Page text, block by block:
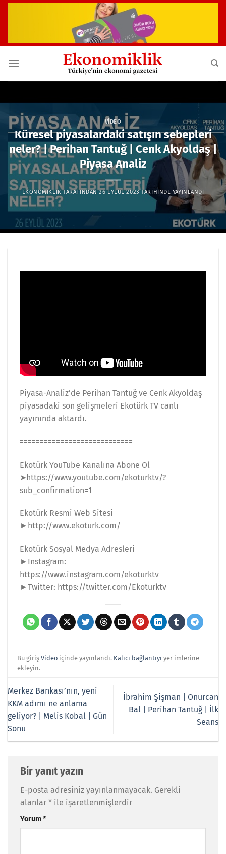
VIDEO
Küresel piyasalardaki satışın sebepleri
neler? | Perihan Tantuğ | Cenk Akyoldaş |
Piyasa Analiz
EKONOMIKLIKTARAFINDAN 26 EYLÜL 2023TARIHINDE YAYINLANDI
Piyasa-Analiz’de Perihan Tantuğ ve Cenk Akyoldaş
piyasadaki son gelişmeleri Ekotürk TV canlı
yayınında aktardı.
============================
Ekotürk YouTube Kanalına Abone Ol
➤https://www.youtube.com/ekoturktv/?
sub_confirmation=1
Ekotürk Resmi Web Sitesi
►http://www.ekoturk.com/
Ekotürk Sosyal Medya Adresleri
►Instagram:
https://www.instagram.com/ekoturktv
►Twitter: https://twitter.com/Ekoturktv
Bu girişVideo içinde yayınlandı. Kalıcı bağlantıyı yer imlerine
ekleyin.
Merkez Bankası’nın, yeni
KKM adımı ne anlama
geliyor? | Melis Kobal | Gün
Sonu
İbrahim Şişman | Onurcan
Bal | Perihan Tantuğ | İlk
Seans
Bir yanıt yazın
E-posta adresiniz yayınlanmayacak. Gerekli
alanlar * ile işaretlenmişlerdir
Yorum*